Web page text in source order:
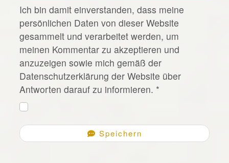
*
Ich bin damit einverstanden, dass meine
persönlichen Daten von dieser Website
gesammelt und verarbeitet werden, um
meinen Kommentar zu akzeptieren und
anzuzeigen sowie mich gemäß der
Datenschutzerklärung der Website über
Antworten darauf zu informieren. *
Speichern